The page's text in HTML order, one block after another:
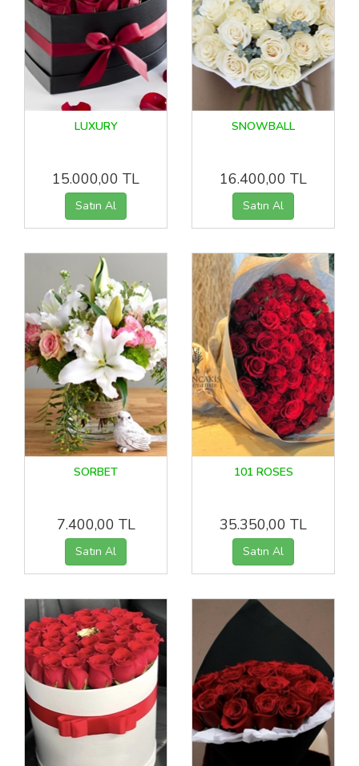
LUXURY
15.000,00 TL
SNOWBALL
16.400,00 TL
SORBET
7.400,00 TL
101 ROSES
35.350,00 TL